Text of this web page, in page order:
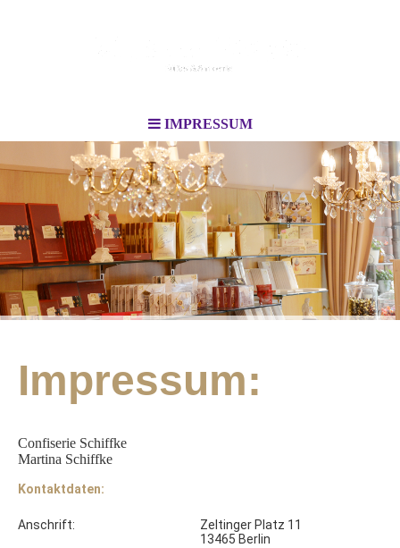
IMPRESSUM
Impressum:
Confiserie Schiffke
Martina Schiffke
Kontaktdaten:
Anschrift:
Zeltinger Platz 11
13465 Berlin